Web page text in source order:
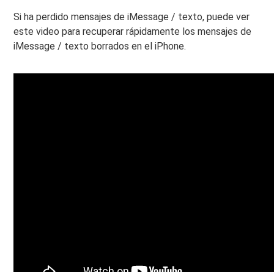
Si ha perdido mensajes de iMessage / texto, puede ver
este video para recuperar rápidamente los mensajes de
iMessage / texto borrados en el iPhone.